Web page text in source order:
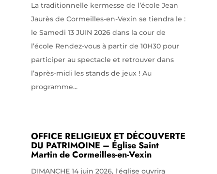
La traditionnelle kermesse de l’école Jean
Jaurès de Cormeilles-en-Vexin se tiendra le :
le Samedi 13 JUIN 2026 dans la cour de
l’école Rendez-vous à partir de 10H30 pour
participer au spectacle et retrouver dans
l’après-midi les stands de jeux ! Au
programme...
OFFICE RELIGIEUX ET DÉCOUVERTE
DU PATRIMOINE – Église Saint
Martin de Cormeilles-en-Vexin
DIMANCHE 14 juin 2026, l'église ouvrira